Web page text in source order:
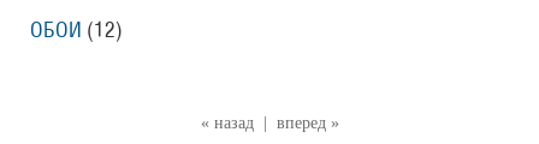
« назад
вперед »
ОБОИ (12)